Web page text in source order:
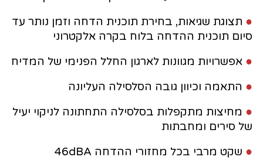
● תצוגת שגיאות, בחירת תוכנית הדחה וזמן נותר עד
סיום תוכנית ההדחה בלוח בקרה אלקטרוני
● אפשרויות מגוונות לארגון החלל הפנימי של המדיח
● התאמה וכיוון גובה הסלסילה העליונה
● מחיצות מתקפלות בסלסילה התחתונה לניקוי יעיל
של סירים ומחבתות
● שקט מרבי בכל מחזורי ההדחה 46dBA